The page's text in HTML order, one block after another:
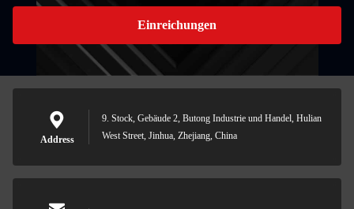
Einreichungen
Address
9. Stock, Gebäude 2, Butong Industrie und Handel, Hulian
West Street, Jinhua, Zhejiang, China